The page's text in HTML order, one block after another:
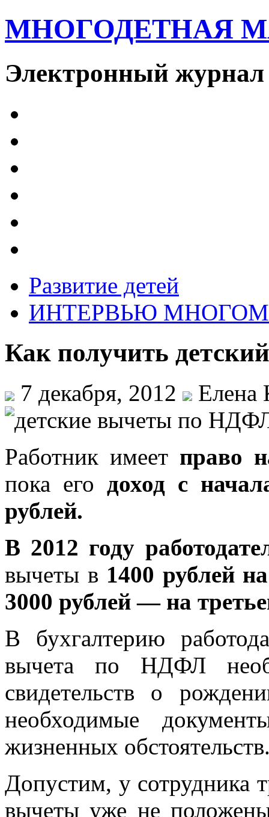
МНОГОДЕТНАЯ
Электронный журнал
Развитие детей
ИНТЕРВЬЮ
Как получить
7 декабря, 2012 Елена
Работник имеет право
пока его доход с
рублей.
В 2012 году
вычеты в 1400 рублей
3000 рублей — на
В бухгалтерию
вычета по НДФЛ
свидетельств о
необходимые
жизненных
Допустим, у сотрудника
вычеты уже не